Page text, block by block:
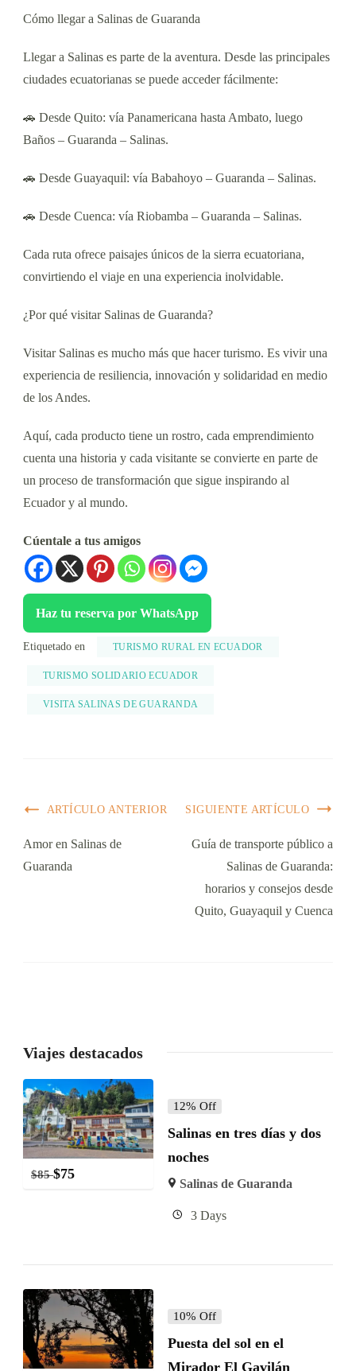
Cómo llegar a Salinas de Guaranda
Llegar a Salinas es parte de la aventura. Desde las principales
ciudades ecuatorianas se puede acceder fácilmente:
🚗 Desde Quito: vía Panamericana hasta Ambato, luego
Baños – Guaranda – Salinas.
🚗 Desde Guayaquil: vía Babahoyo – Guaranda – Salinas.
🚗 Desde Cuenca: vía Riobamba – Guaranda – Salinas.
Cada ruta ofrece paisajes únicos de la sierra ecuatoriana,
convirtiendo el viaje en una experiencia inolvidable.
¿Por qué visitar Salinas de Guaranda?
Visitar Salinas es mucho más que hacer turismo. Es vivir una
experiencia de resiliencia, innovación y solidaridad en medio
de los Andes.
Aquí, cada producto tiene un rostro, cada emprendimiento
cuenta una historia y cada visitante se convierte en parte de
un proceso de transformación que sigue inspirando al
Ecuador y al mundo.
Cúentale a tus amigos
Haz tu reserva por WhatsApp
Etiquetado en TURISMO RURAL EN ECUADOR
TURISMO SOLIDARIO ECUADOR
VISITA SALINAS DE GUARANDA
ARTÍCULO ANTERIOR
Amor en Salinas de
Guaranda
SIGUIENTE ARTÍCULO
Guía de transporte público a
Salinas de Guaranda:
horarios y consejos desde
Quito, Guayaquil y Cuenca
Viajes destacados
$85 $75
12% Off
Salinas en tres días y dos
noches
Salinas de Guaranda
3 Days
10% Off
Puesta del sol en el
Mirador El Gavilán